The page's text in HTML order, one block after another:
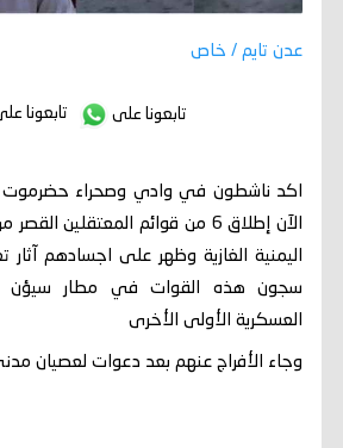
عدن تايم / خاص
تابعونا على تابعونا
اكد ناشطون في وادي وصحراء حضرموت
الآن إطلاق 6 من قوائم المعتقلين
اليمنية الغازية وظهر على اجسادهم
سجون هذه القوات في مطار سيؤن
العسكرية الأولى الأخرى
وجاء الأفراج عنهم بعد دعوات لعصيان